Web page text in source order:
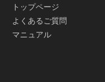
トップページ
よくあるご質問
マニュアル